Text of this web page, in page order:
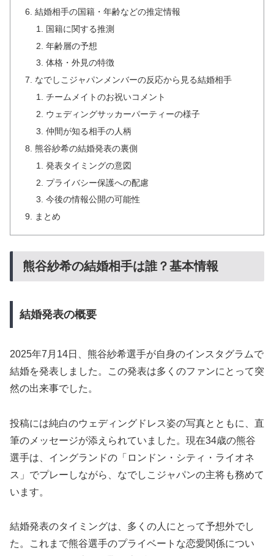
結婚相手の国籍・年齢などの推定情報
国籍に関する推測
年齢層の予想
体格・外見の特徴
なでしこジャパンメンバーの反応から見る結婚相手
チームメイトのお祝いコメント
ウェディングサッカーパーティーの様子
仲間が知る相手の人柄
熊谷紗希の結婚発表の裏側
発表タイミングの意図
プライバシー保護への配慮
今後の情報公開の可能性
まとめ
熊谷紗希の結婚相手は誰？基本情報
結婚発表の概要
2025年7月14日、熊谷紗希選手が自身のインスタグラムで
結婚を発表しました。この発表は多くのファンにとって突
然の出来事でした。
投稿には純白のウェディングドレス姿の写真とともに、直
筆のメッセージが添えられていました。現在34歳の熊谷
選手は、イングランドの「ロンドン・シティ・ライオネ
ス」でプレーしながら、なでしこジャパンの主将も務めて
います。
結婚発表のタイミングは、多くの人にとって予想外でし
た。これまで熊谷選手のプライベートな恋愛関係につい